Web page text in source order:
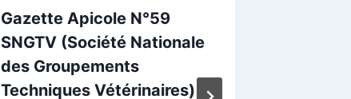
Gazette Apicole N°59
SNGTV (Société Nationale
des Groupements
Techniques Vétérinaires)